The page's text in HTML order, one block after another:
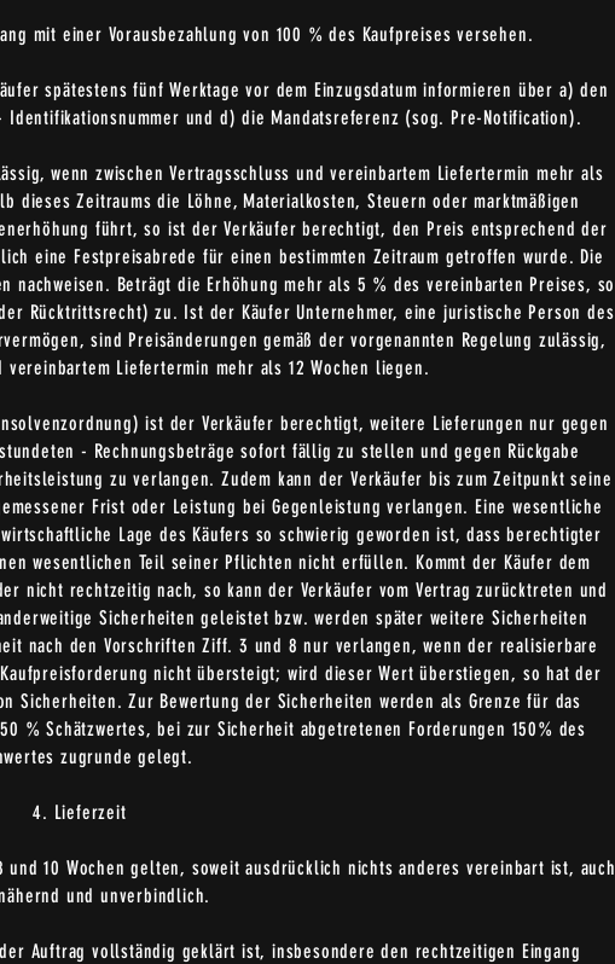
mit einer Vorausbezahlung von 100 % des Kaufpreises versehen.
spätestens fünf Werktage vor dem Einzugsdatum informieren über a) den
und d) die Mandatsreferenz (sog. Pre-Notification).
wenn zwischen Vertragsschluss und vereinbartem Liefertermin mehr als
dieses Zeitraums die Löhne, Materialkosten, Steuern oder marktmäßigen
führt, so ist der Verkäufer berechtigt, den Preis entsprechend der
eine Festpreisabrede für einen bestimmten Zeitraum getroffen wurde. Die
nachweisen. Beträgt die Erhöhung mehr als 5 % des vereinbarten Preises, so
Rücktrittsrecht) zu. Ist der Käufer Unternehmer, eine juristische Person des
sind Preisänderungen gemäß der vorgenannten Regelung zulässig,
vereinbartem Liefertermin mehr als 12 Wochen liegen.
ist der Verkäufer berechtigt, weitere Lieferungen nur gegen
- Rechnungsbeträge sofort fällig zu stellen und gegen Rückgabe
zu verlangen. Zudem kann der Verkäufer bis zum Zeitpunkt seine
Frist oder Leistung bei Gegenleistung verlangen. Eine wesentliche
Lage des Käufers so schwierig geworden ist, dass berechtigter
wesentlichen Teil seiner Pflichten nicht erfüllen. Kommt der Käufer dem
nicht rechtzeitig nach, so kann der Verkäufer vom Vertrag zurücktreten und
Sicherheiten geleistet bzw. werden später weitere Sicherheiten
nach den Vorschriften Ziff. 3 und 8 nur verlangen, wenn der realisierbare
nicht übersteigt; wird dieser Wert überstiegen, so hat der
Sicherheiten. Zur Bewertung der Sicherheiten werden als Grenze für das
% Schätzwertes, bei zur Sicherheit abgetretenen Forderungen 150% des
zugrunde gelegt.
4. Lieferzeit
10 Wochen gelten, soweit ausdrücklich nichts anderes vereinbart ist, auch
und unverbindlich.
Auftrag vollständig geklärt ist, insbesondere den rechtzeitigen Eingang